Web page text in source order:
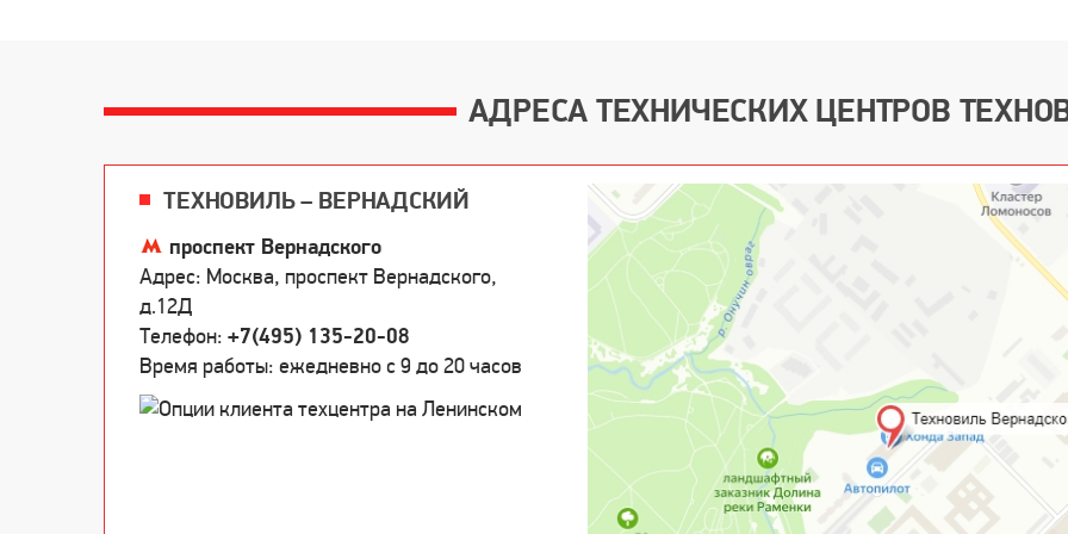
АДРЕСА ТЕХНИЧЕСКИХ ЦЕНТРОВ
ТЕХНОВИЛЬ – ВЕРНАДСКИЙ
проспект Вернадского
Адрес: Москва, проспект Вернадского,
д.12Д
Телефон: +7(495) 135-20-08
Время работы: ежедневно c 9 до 20 часов